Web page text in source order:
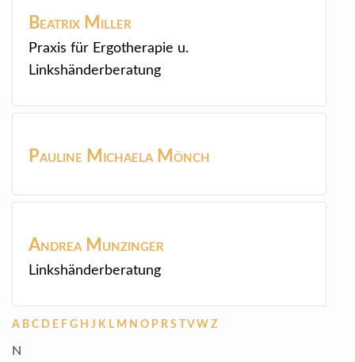
Beatrix Miller
Praxis für Ergotherapie u.
Linkshänderberatung
Pauline Michaela Mönch
Andrea Munzinger
Linkshänderberatung
A B C D E F G H J K L M N O P R S V W Z
N